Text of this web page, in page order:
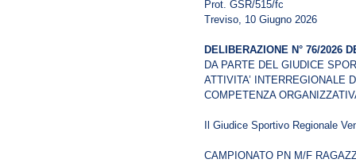
Prot. GSR/515/fc
Treviso, 10 Giugno 2026
DELIBERAZIONE N° 76/2026
DA PARTE DEL GIUDICE
ATTIVITA’ INTERREGIONALE
COMPETENZA
Il Giudice Sportivo Regionale
CAMPIONATO PN M/F